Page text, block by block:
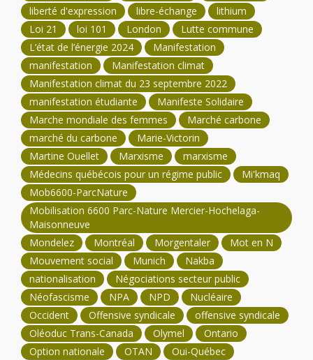
liberté d'expression
libre-échange
lithium
Loi 21
loi 101 London
Lutte commune
L’état de l’énergie 2024
Manifestation
manifestation
Manifestation climat
Manifestation climat du 23 septembre 2022
manifestation étudiante
Manifeste Solidaire
Marche mondiale des femmes
Marché carbone
marché du carbone
Marie-Victorin
Martine Ouellet
Marxisme
marxisme
Médecins québécois pour un régime public
Mi'kmaq
Mob6600-ParcNature
Mobilisation 6600 Parc-Nature Mercier-Hochelaga-
Maisonneuve
Mondelez
Montréal Morgentaler
Mot en N
Mouvement social
Munich
Nakba
nationalisation
Négociations secteur public
Néofascisme
NPA NPD
Nucléaire
Occident
Offensive syndicale
offensive syndicale
Oléoduc Trans-Canada
Olymel
Ontario
Option nationale
OTAN
Oui-Québec